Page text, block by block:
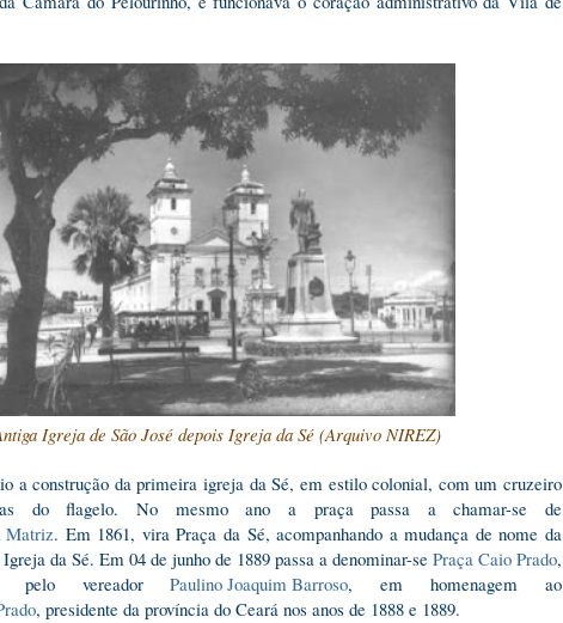
Igreja de São José depois Igreja da Sé (Arquivo NIREZ)
a construção da primeira igreja da Sé, em estilo colonial, com um cruzeiro
do flagelo. No mesmo ano a praça passa a chamar-se de
Matriz. Em 1861, vira Praça da Sé, acompanhando a mudança de nome da
da Sé. Em 04 de junho de 1889 passa a denominar-se Praça Caio Prado,
pelo vereadorPaulino Joaquim Barroso, em homenagem ao
, presidente da província do Ceará nos anos de 1888 e 1889.